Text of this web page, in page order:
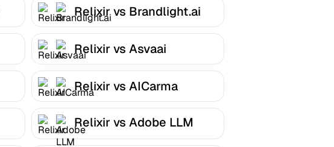
Relixir vs Brandlight.ai
Relixir vs Asvaai
Relixir vs AICarma
Relixir vs Adobe LLM
Optimizer